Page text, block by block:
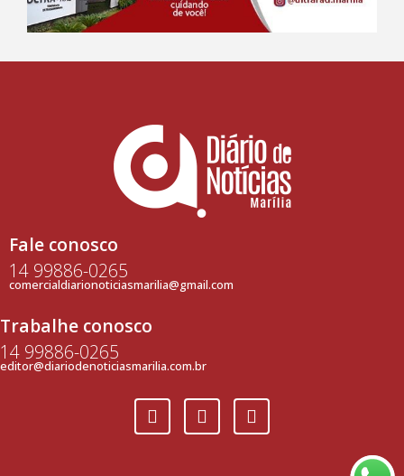
Fale conosco
14 99886-0265
comercialdiarionoticiasmarilia@gmail.com
Trabalhe conosco
14 99886-0265
editor@diariodenoticiasmarilia.com.br